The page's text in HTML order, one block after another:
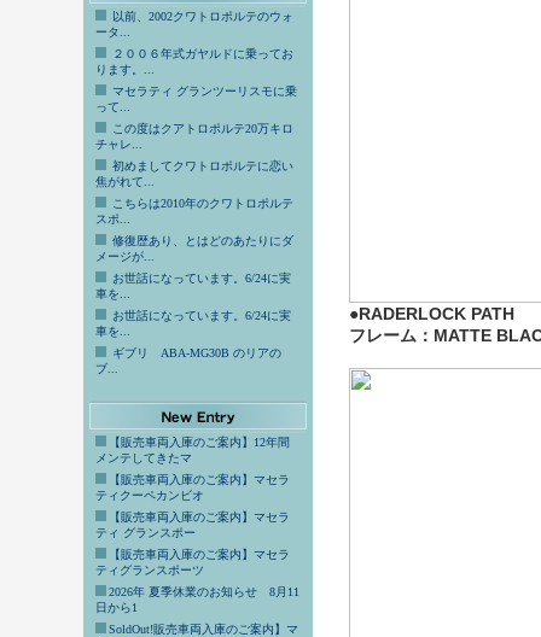
以前、2002クワトロポルテのウォ
ータ...
２００６年式ガヤルドに乗ってお
ります。...
マセラティ グランツーリスモに乗
って...
この度はクアトロポルテ20万キロ
チャレ...
初めましてクワトロポルテに恋い
焦がれて...
こちらは2010年のクワトロポルテ
スポ...
修復歴あり、とはどのあたりにダ
メージが...
お世話になっています。6/24に実
車を...
お世話になっています。6/24に実
車を...
ギブリ ABA-MG30B のリアの
ブ...
【販売車両入庫のご案内】12年間
メンテしてきたマ
【販売車両入庫のご案内】マセラ
ティクーペカンビオ
【販売車両入庫のご案内】マセラ
ティ グランスポー
【販売車両入庫のご案内】マセラ
ティグランスポーツ
2026年 夏季休業のお知らせ 8月11
日から1
SoldOut!販売車両入庫のご案内】マ
●RADERLOCK PATH
フレーム：MATTE